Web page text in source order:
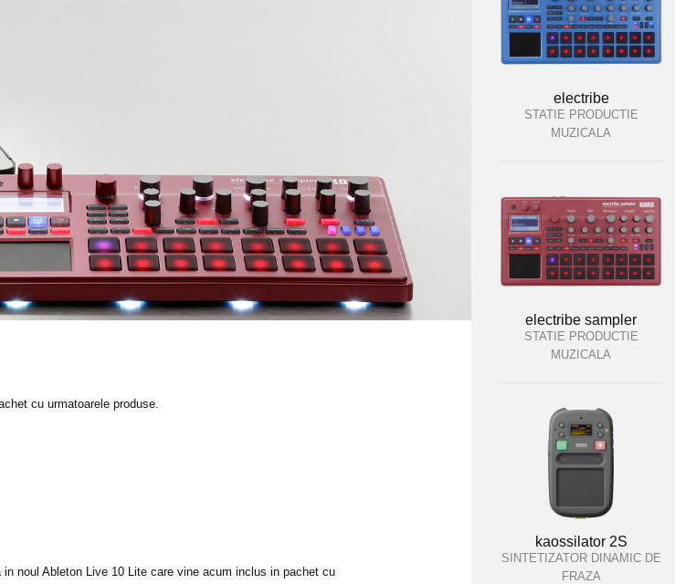
cu urmatoarele produse.
noul Ableton Live 10 Lite care vine acum inclus in pachet cu
electribe
STATIE PRODUCTIE
MUZICALA
electribe sampler
STATIE PRODUCTIE
MUZICALA
kaossilator 2S
SINTETIZATOR DINAMIC DE
FRAZA